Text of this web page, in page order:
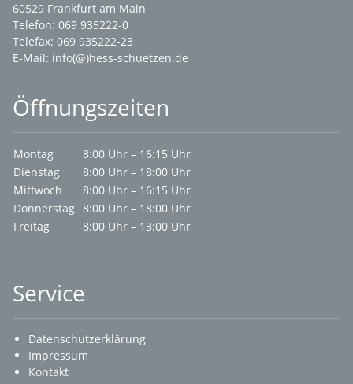
60529 Frankfurt am Main
Telefon: 069 935222-0
Telefax: 069 935222-23
E-Mail: info(@)hess-schuetzen.de
Öffnungszeiten
Montag
8:00 Uhr – 16:15 Uhr
Dienstag
8:00 Uhr – 18:00 Uhr
Mittwoch
8:00 Uhr – 16:15 Uhr
Donnerstag 8:00 Uhr – 18:00 Uhr
Freitag
8:00 Uhr – 13:00 Uhr
Service
Datenschutzerklärung
Impressum
Kontakt